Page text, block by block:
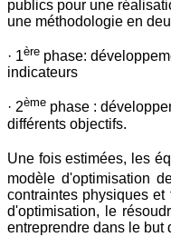
publics pour une
une méthodologie en
· 1ère phase:
indicateurs
· 2ème phase :
différents objectifs.
Une fois estimées, les
modèle d'optimisation
contraintes physiques
d'optimisation, le
entreprendre dans le but